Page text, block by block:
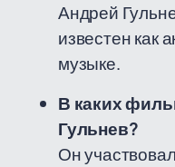
Андрей
известен как
музыке.
В каких
Гульнев?
Он